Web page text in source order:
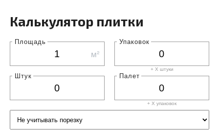
Калькулятор плитки
Площадь
м²
Упаковок
+ X штуки
Штук Палет
+ X упаковок